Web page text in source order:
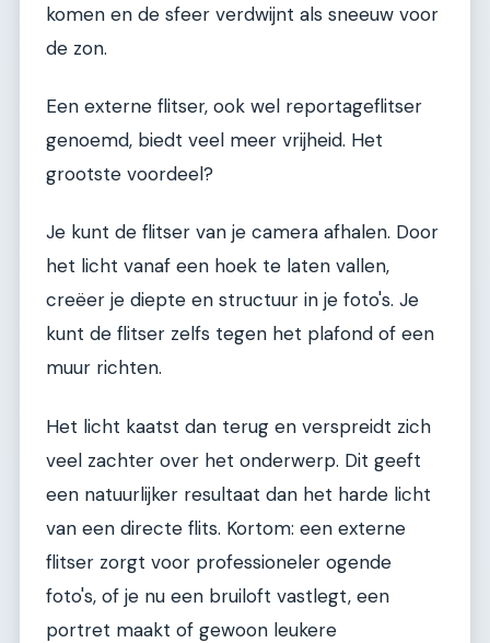
komen en de sfeer verdwijnt als sneeuw voor
de zon.
Een externe flitser, ook wel reportageflitser
genoemd, biedt veel meer vrijheid. Het
grootste voordeel?
Je kunt de flitser van je camera afhalen. Door
het licht vanaf een hoek te laten vallen,
creëer je diepte en structuur in je foto's. Je
kunt de flitser zelfs tegen het plafond of een
muur richten.
Het licht kaatst dan terug en verspreidt zich
veel zachter over het onderwerp. Dit geeft
een natuurlijker resultaat dan het harde licht
van een directe flits. Kortom: een externe
flitser zorgt voor professioneler ogende
foto's, of je nu een bruiloft vastlegt, een
portret maakt of gewoon leukere